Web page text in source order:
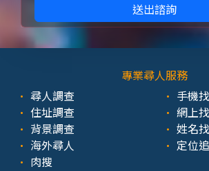
送出諮詢
專業尋人服務
尋人調查
住址調查
背景調查
海外尋人
肉搜
手機
網上
姓名
定位